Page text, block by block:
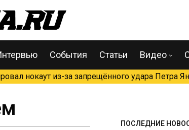
События Статьи Видео
нокаут из-за запрещённого удара Петра
ПОСЛЕДНИЕ